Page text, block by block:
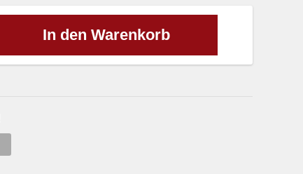
In den Warenkorb